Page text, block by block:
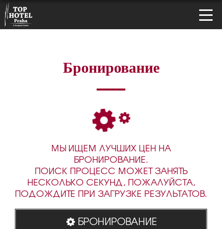
Бронирование
МЫ ИЩЕМ ЛУЧШИХ ЦЕН НА
БРОНИРОВАНИЕ.
ПОИСК ПРОЦЕСС МОЖЕТ ЗАНЯТЬ
НЕСКОЛЬКО СЕКУНД, ПОЖАЛУЙСТА,
ПОДОЖДИТЕ ПРИ ЗАГРУЗКЕ РЕЗУЛЬТАТОВ.
БРОНИРОВАНИЕ